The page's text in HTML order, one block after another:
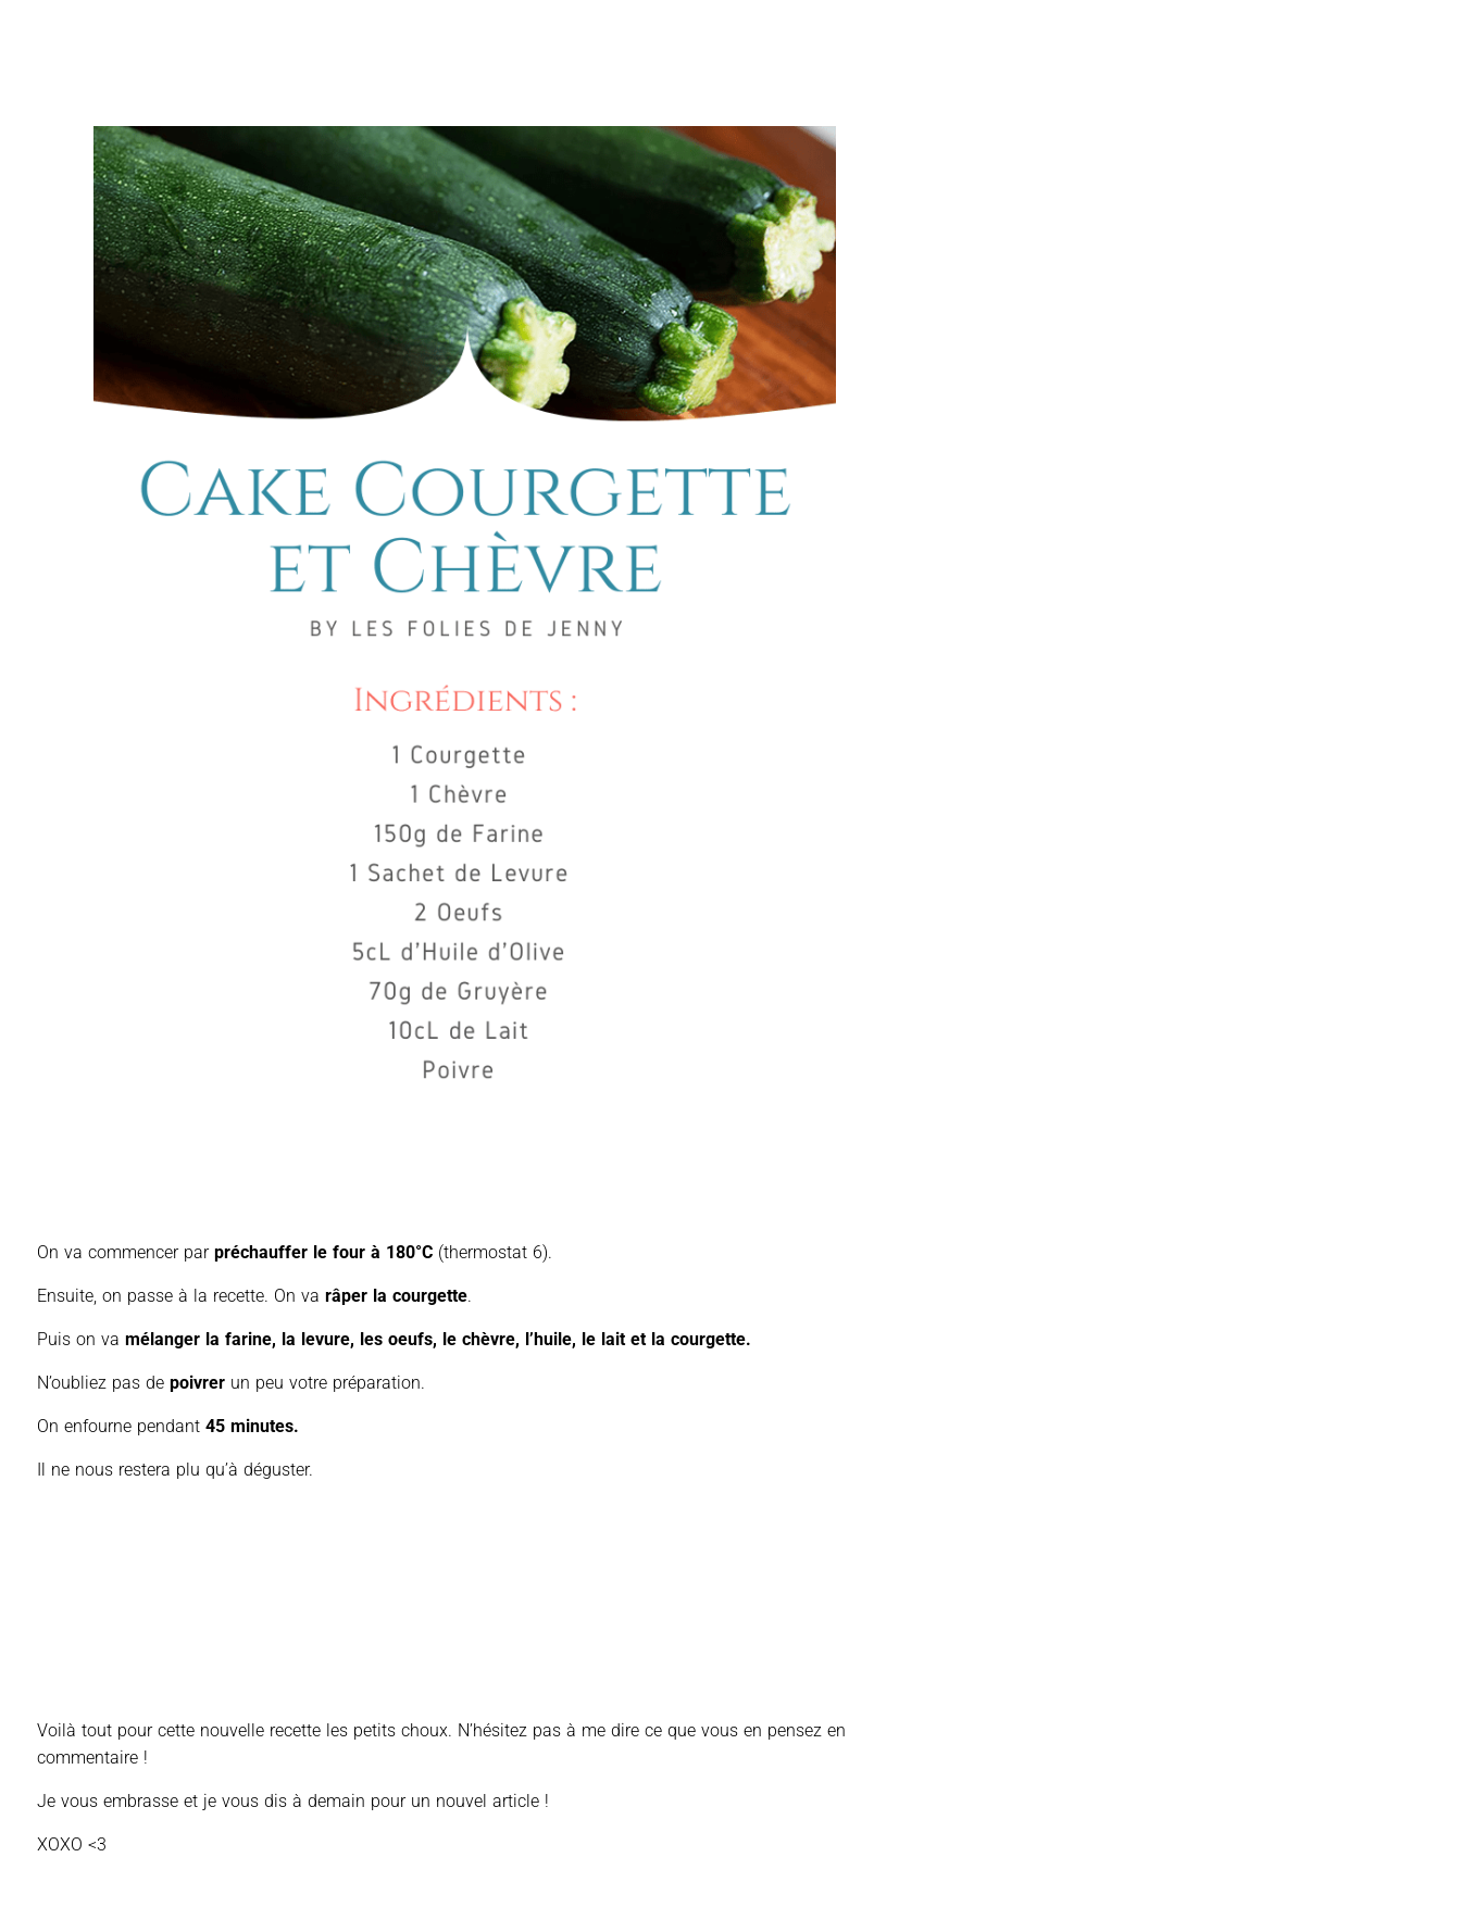
On va commencer par préchauffer le four à 180°C (thermostat 6).
Ensuite, on passe à la recette. On va râper la courgette.
Puis on va mélanger la farine, la levure, les oeufs, le chèvre, l’huile, le lait et la courgette.
N’oubliez pas de poivrer un peu votre préparation.
On enfourne pendant 45 minutes.
Il ne nous restera plu qu’à déguster.
Voilà tout pour cette nouvelle recette les petits choux. N’hésitez pas à me dire ce que vous en pensez en
commentaire !
Je vous embrasse et je vous dis à demain pour un nouvel article !
XOXO <3